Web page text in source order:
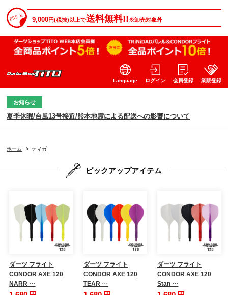
9,000円(税抜)以上で送料無料!!※卸売対象外
Language ログイン 会員登録 業販登録
お知らせ
夏季休暇/台風13号接近/熊本地震による配送への影響について
ホーム > ティガ
ピックアップアイテム
ダーツ フライト
CONDOR AXE 120
NARR …
ダーツ フライト
CONDOR AXE 120
TEAR …
ダーツ フライト
CONDOR AXE 120
Stan …